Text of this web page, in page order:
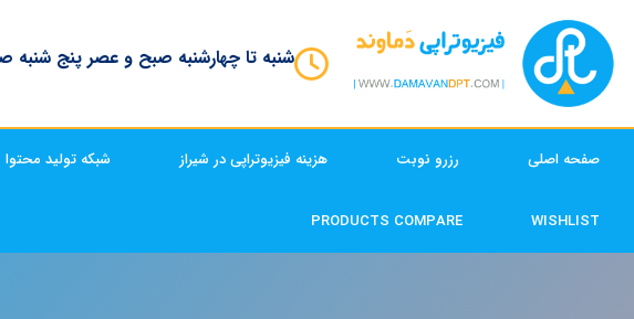
شنبه تا چهارشنبه صبح و عصر پنج شنبه
صفحه اصلی رزرو نوبت هزینه فیزیوتراپی در شیراز شبکه تولید محتوا
WISHLIST
PRODUCTS COMPARE